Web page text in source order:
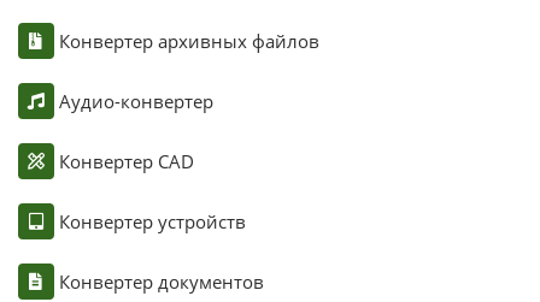
Конвертер архивных файлов
Аудио-конвертер
Конвертер CAD
Конвертер устройств
Конвертер документов